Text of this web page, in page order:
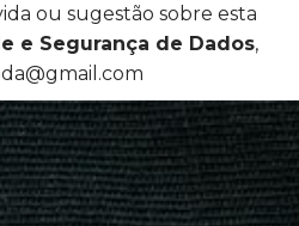
ou sugestão sobre esta
e Segurança de Dados,